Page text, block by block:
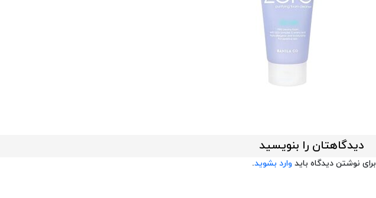
دیدگاهتان را بنویسید
برای نوشتن دیدگاه باید وارد بشوید.